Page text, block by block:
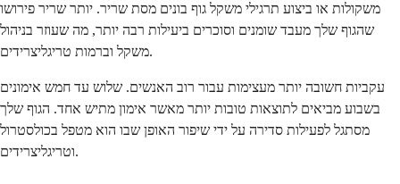
משקולות או ביצוע תרגילי משקל גוף בונים מסת שריר. יותר שריר פירושו
שהגוף שלך מעבד שומנים וסוכרים ביעילות רבה יותר, מה שעוזר בניהול
משקל וברמות טריגליצרידים.
עקביות חשובה יותר מעצימות עבור רוב האנשים. שלוש עד חמש אימונים
בשבוע מביאים לתוצאות טובות יותר מאשר אימון מתיש אחד. הגוף שלך
מסתגל לפעילות סדירה על ידי שיפור האופן שבו הוא מטפל בכולסטרול
וטריגליצרידים.